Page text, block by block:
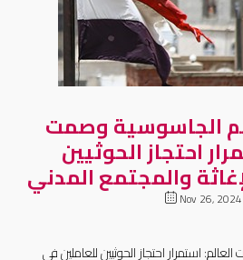
الجاسوسية وصمت
احتجاز الحوثيين
والمجتمع المدني
Nov 26, 2024
استمرار احتجاز الحوثيين للعاملين في